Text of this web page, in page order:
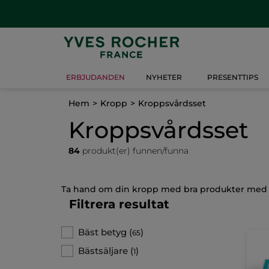
ERBJUDANDEN NYHETER PRESENTTIPS
Hem Kropp Kroppsvårdsset
Kroppsvårdsset
84 produkt(er) funnen/funna
Ta hand om din kropp med bra produkter med
Filtrera resultat
Bäst betyg (65)
Bästsäljare (1)